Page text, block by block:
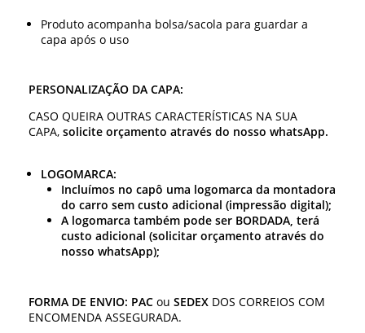
Produto acompanha bolsa/sacola para guardar a
capa após o uso
PERSONALIZAÇÃO DA CAPA:
CASO QUEIRA OUTRAS CARACTERÍSTICAS NA SUA
CAPA, solicite orçamento através do nosso whatsApp.
LOGOMARCA:
Incluímos no capô uma logomarca da montadora
do carro sem custo adicional (impressão digital);
A logomarca também pode ser BORDADA, terá
custo adicional (solicitar orçamento através do
nosso whatsApp);
FORMA DE ENVIO: PAC ou SEDEX DOS CORREIOS COM
ENCOMENDA ASSEGURADA.